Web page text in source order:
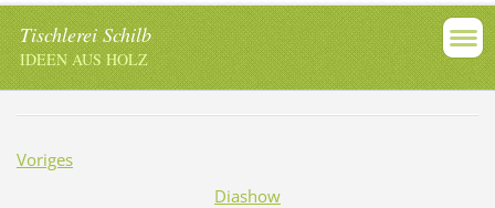
Tischlerei Schilb
IDEEN AUS HOLZ
Voriges
Diashow